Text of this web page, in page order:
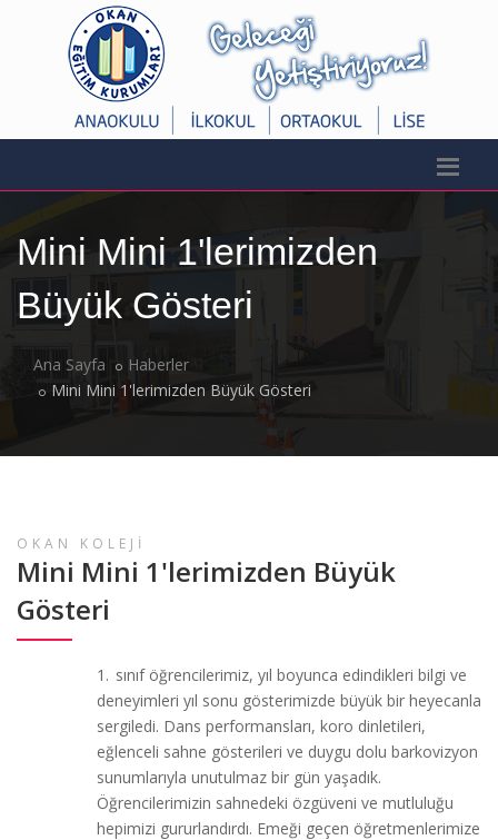
Mini Mini 1'lerimizden
Büyük Gösteri
Ana Sayfa
Haberler
Mini Mini 1'lerimizden Büyük Gösteri
OKAN KOLEJİ
Mini Mini 1'lerimizden Büyük
Gösteri
1. sınıf öğrencilerimiz, yıl boyunca edindikleri bilgi ve
deneyimleri yıl sonu gösterimizde büyük bir heyecanla
sergiledi. Dans performansları, koro dinletileri,
eğlenceli sahne gösterileri ve duygu dolu barkovizyon
sunumlarıyla unutulmaz bir gün yaşadık.
Öğrencilerimizin sahnedeki özgüveni ve mutluluğu
hepimizi gururlandırdı. Emeği geçen öğretmenlerimize